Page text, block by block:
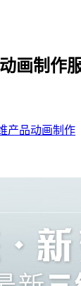
画制作
产品动画制作